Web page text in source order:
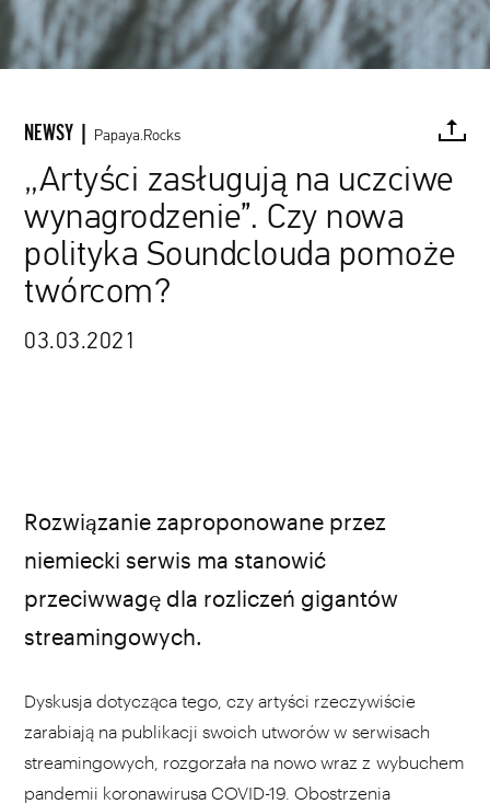
NEWSY | Papaya.Rocks
„Artyści zasługują na uczciwe
wynagrodzenie”. Czy nowa
polityka Soundclouda pomoże
twórcom?
03.03.2021
FACEBOOK TWITTER PINTEREST MAIL
Rozwiązanie zaproponowane przez
niemiecki serwis ma stanowić
przeciwwagę dla rozliczeń gigantów
streamingowych.
Dyskusja dotycząca tego, czy artyści rzeczywiście
zarabiają na publikacji swoich utworów w serwisach
streamingowych, rozgorzała na nowo wraz z wybuchem
pandemii koronawirusa COVID-19. Obostrzenia